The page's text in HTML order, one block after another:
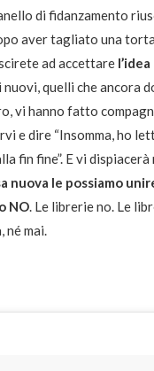
di fidanzamento
aver tagliato una
ad accettare l’idea
nuovi, quelli che ancora
vi hanno fatto
e dire “Insomma, ho
fin fine”. E vi
nuova le possiamo
NO. Le librerie no. Le
né mai.